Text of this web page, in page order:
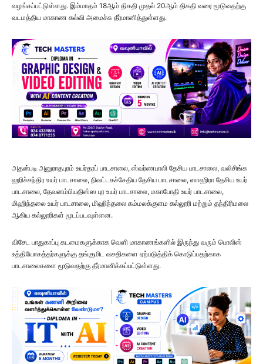
வழங்கப்பட்டுள்ளது. இம்மாதம் 18ஆம் திகதி முதல் 20ஆம் திகதி வரை மூடுவதற்கு
வடமத்திய மாகாண கல்வி அமைச்சு தீர்மானித்துள்ளது.
அதன்படி அனுராதபுரம் உயர்தரப் பாடசாலை, ஸ்வர்ணபாலி தேசிய பாடசாலை, வலிசிங்க
ஹரிச்சந்திர உயர் பாடசாலை, நிவட்டகச்சேதிய தேசிய பாடசாலை, ஸாஹிரா தேசிய உயர்
பாடசாலை, தேவனம்பியதிஸ்ஸ புர உயர் பாடசாலை, மகாபோதி உயர் பாடசாலை,
மிஹிந்தலை உயர் பாடசாலை, மிஹிந்தலை கம்மலக்குளம கல்லூரி மற்றும் தந்திரிமலை
ஆகிய கல்லூரிகள் மூடப்படவுள்ளன.
விசேட பாதுகாப்பு கடமைகளுக்காக வெளி மாகாணங்களில் இருந்து வரும் பொலிஸ்
உத்தியோகத்தர்களுக்கு தங்குமிட வசதிகளை ஏற்படுத்திக் கொடுப்பதற்காக
பாடசாலைகளை மூடுவதற்கு தீர்மானிக்கப்பட்டுள்ளது.